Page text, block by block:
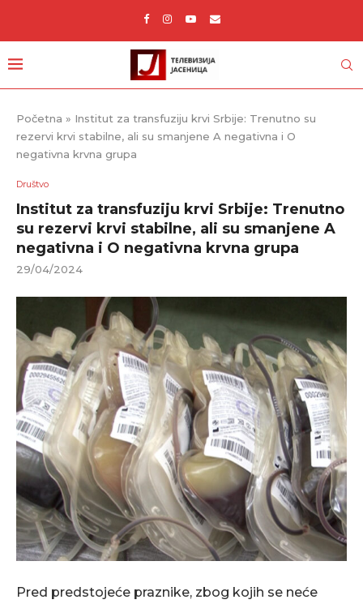
Početna » Institut za transfuziju krvi Srbije: Trenutno su
rezervi krvi stabilne, ali su smanjene A negativna i O
negativna krvna grupa
Društvo
Institut za transfuziju krvi Srbije: Trenutno
su rezervi krvi stabilne, ali su smanjene A
negativna i O negativna krvna grupa
29/04/2024
Pred predstojeće praznike, zbog kojih se neće